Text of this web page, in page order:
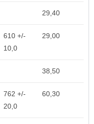
29,40
610 +/-
10,0
29,00
38,50
762 +/-
20,0
60,30